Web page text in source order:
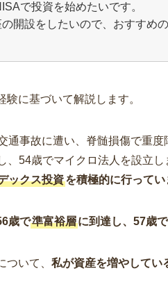
で投資を始めたいです。
開設をしたいので、おすすめ
に基づいて解説します。
通事故に遭い、脊髄損傷で重度
54歳でマイクロ法人を設立し
ックス投資を積極的に行ってい
歳で準富裕層に到達し、57歳で
いて、 私が資産を増やしてい